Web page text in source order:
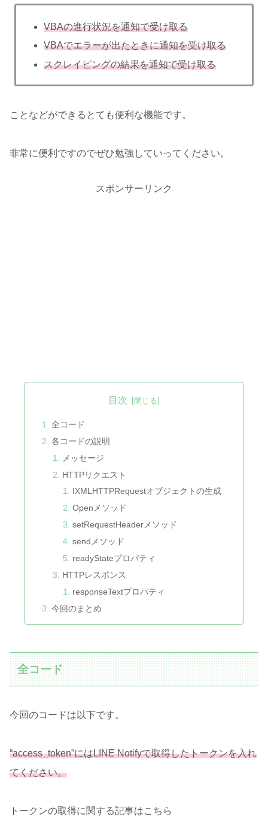
VBAの進行状況を通知で受け取る
VBAでエラーが出たときに通知を受け取る
スクレイピングの結果を通知で受け取る
ことなどができるとても便利な機能です。
非常に便利ですのでぜひ勉強していってください。
スポンサーリンク
目次
全コード
各コードの説明
メッセージ
HTTPリクエスト
IXMLHTTPRequestオブジェクトの生成
Openメソッド
setRequestHeaderメソッド
sendメソッド
readyStateプロパティ
HTTPレスポンス
responseTextプロパティ
今回のまとめ
全コード
今回のコードは以下です。
“access_token”にはLINE Notifyで取得したトークンを入れ
てください。
トークンの取得に関する記事はこちら